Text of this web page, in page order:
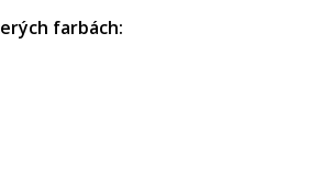
farbách: